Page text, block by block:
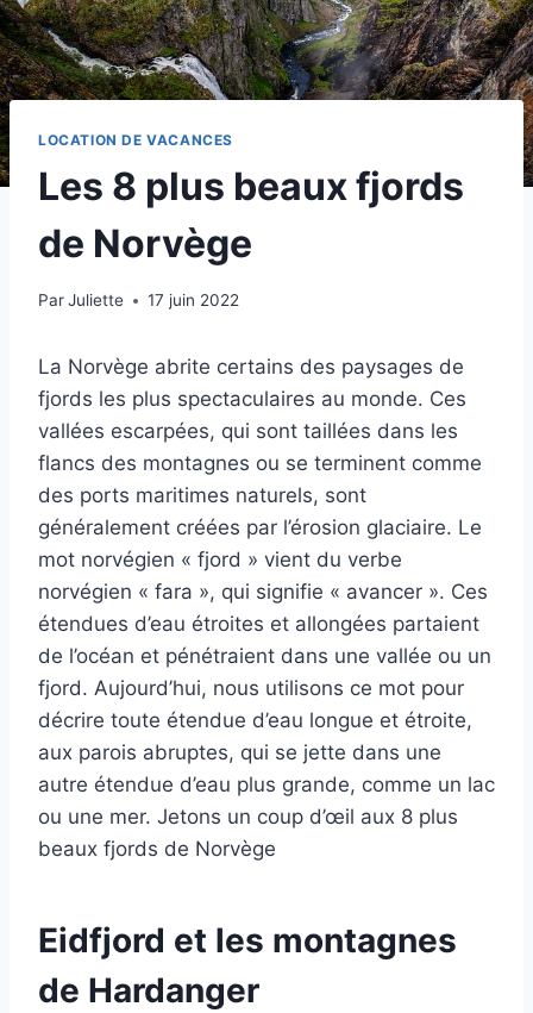
LOCATION DE VACANCES
Les 8 plus beaux fjords
de Norvège‍
ParJuliette 17 juin 2022
La Norvège abrite certains des paysages de
fjords les plus spectaculaires au monde. Ces
vallées escarpées, qui sont taillées dans les
flancs des montagnes ou se terminent comme
des ports maritimes naturels, sont
généralement créées par l’érosion glaciaire. Le
mot norvégien « fjord » vient du verbe
norvégien « fara », qui signifie « avancer ». Ces
étendues d’eau étroites et allongées partaient
de l’océan et pénétraient dans une vallée ou un
fjord. Aujourd’hui, nous utilisons ce mot pour
décrire toute étendue d’eau longue et étroite,
aux parois abruptes, qui se jette dans une
autre étendue d’eau plus grande, comme un lac
ou une mer. Jetons un coup d’œil aux 8 plus
beaux fjords de Norvège
Eidfjord et les montagnes
de Hardanger